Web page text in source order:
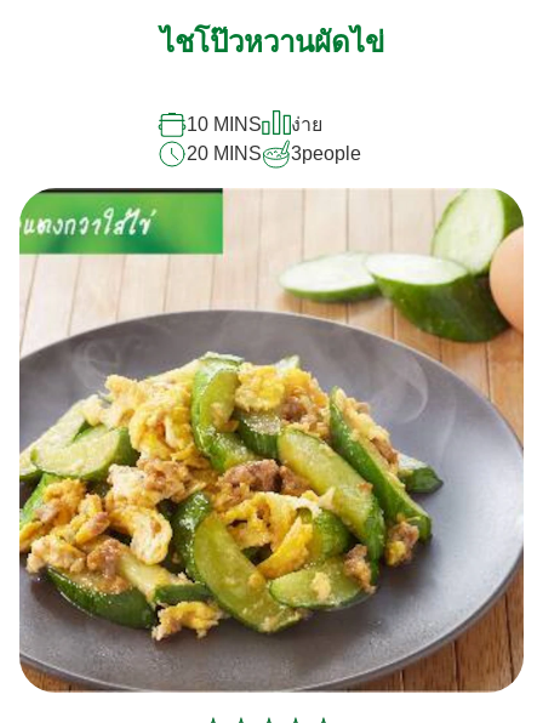
ให้
สำหรับ
recipe
นี้
ไชโป๊วหวานผัดไข่
10 MINS
ง่าย
20 MINS
3people